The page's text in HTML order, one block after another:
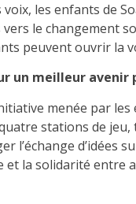
les enfants de
le changement
peuvent ouvrir la
un meilleur avenir
menée par les
stations de jeu,
l’échange d’idées
et la solidarité entre